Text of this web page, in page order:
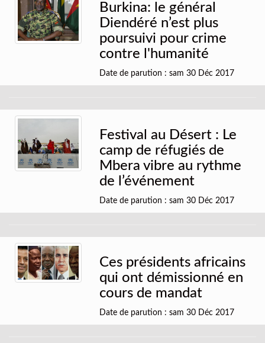
Burkina: le général
Diendéré n’est plus
poursuivi pour crime
contre l'humanité
Date de parution : sam 30 Déc 2017
Festival au Désert : Le
camp de réfugiés de
Mbera vibre au rythme
de l’événement
Date de parution : sam 30 Déc 2017
Ces présidents africains
qui ont démissionné en
cours de mandat
Date de parution : sam 30 Déc 2017